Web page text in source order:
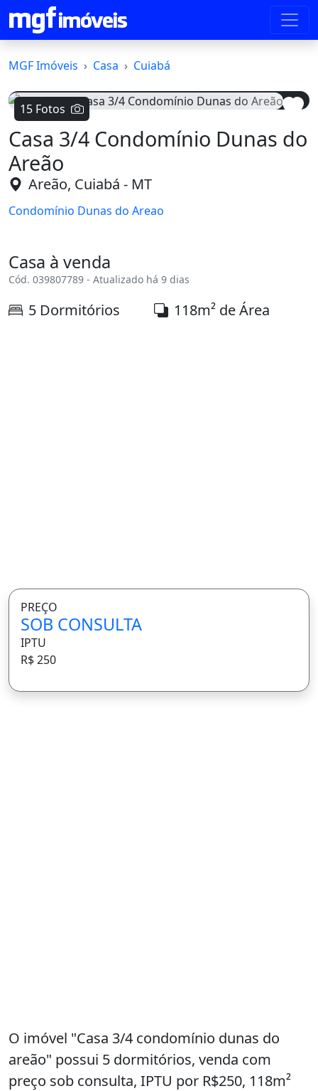
MGF Imóveis Casa Cuiabá
15 Fotos
Voltar
Casa 3/4 Condomínio Dunas do
Areão
Areão, Cuiabá - MT
Condomínio Dunas do Areao
Casa à venda
Cód. 039807789 - Atualizado há 9 dias
5 Dormitórios 118m² de Área
PREÇO
SOB CONSULTA
IPTU
R$ 250
O imóvel "Casa 3/4 condomínio dunas do
areão" possui 5 dormitórios, venda com
preço sob consulta, IPTU por R$250, 118m²